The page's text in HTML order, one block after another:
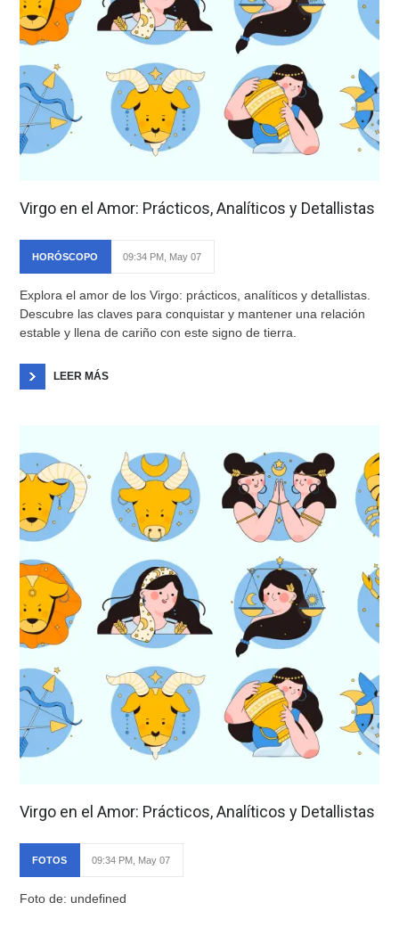
Virgo en el Amor: Prácticos, Analíticos y Detallistas
HORÓSCOPO 09:34 PM, May 07
Explora el amor de los Virgo: prácticos, analíticos y detallistas.
Descubre las claves para conquistar y mantener una relación
estable y llena de cariño con este signo de tierra.
LEER MÁS
Virgo en el Amor: Prácticos, Analíticos y Detallistas
FOTOS 09:34 PM, May 07
Foto de: undefined